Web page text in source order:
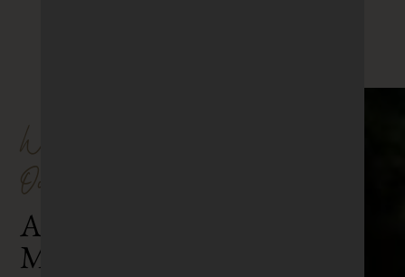
Welcome To
Our World
A
MAGICAL